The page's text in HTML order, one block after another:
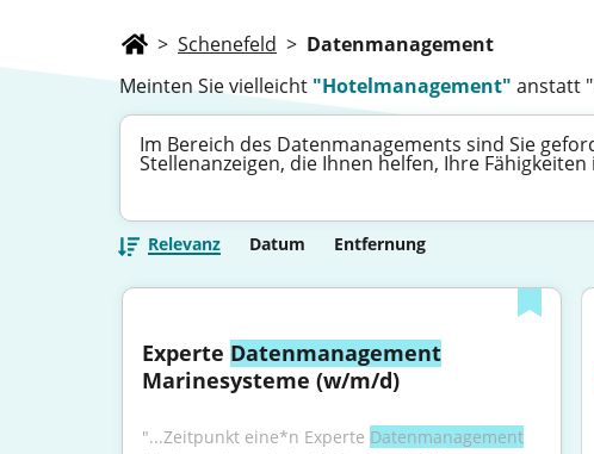
> Schenefeld > Datenmanagement
Meinten Sie vielleicht "Hotelmanagement" anstatt
Im Bereich des Datenmanagements sind Sie
Stellenanzeigen, die Ihnen helfen, Ihre
Relevanz Datum Entfernung
Experte Datenmanagement
Marinesysteme (w/m/d)
"...Zeitpunkt eine*n Experte Datenmanagement